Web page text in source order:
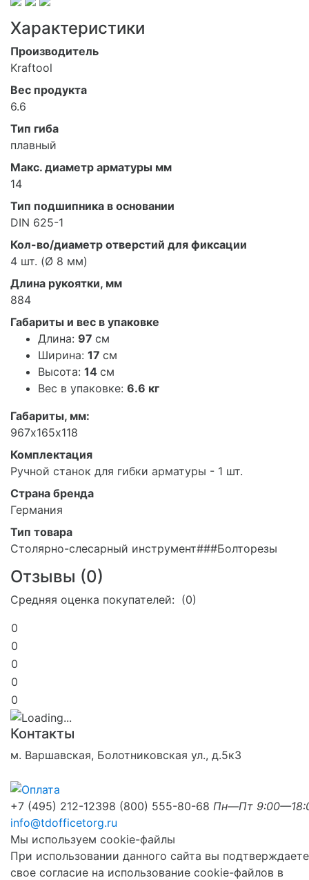
Характеристики
Производитель
Kraftool
Вес продукта
6.6
Тип гиба
плавный
Макс. диаметр арматуры мм
14
Тип подшипника в основании
DIN 625-1
Кол-во/диаметр отверстий для фиксации
4 шт. (Ø 8 мм)
Длина рукоятки, мм
884
Габариты и вес в упаковке
Длина: 97 см
Ширина: 17 см
Высота: 14 см
Вес в упаковке: 6.6 кг
Габариты, мм:
967х165х118
Комплектация
Ручной станок для гибки арматуры - 1 шт.
Страна бренда
Германия
Тип товара
Столярно-слесарный инструмент###Болторезы
Отзывы (0)
Средняя оценка покупателей: (0)
0
0
0
0
0
Контакты
м. Варшавская, Болотниковская ул., д.5к3
+7 (495) 212-12398 (800) 555-80-68 Пн—Пт
info@tdofficetorg.ru
Мы используем cookie-файлы
При использовании данного сайта вы подтверждаете
свое согласие на использование cookie-файлов в